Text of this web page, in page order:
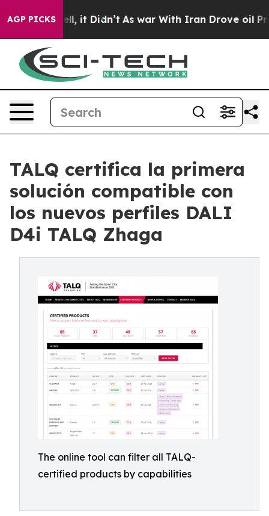
AGP PICKS
Well, it Didn’t As war With Iran Drove oil Prices
TALQ certifica la primera
solución compatible con
los nuevos perfiles DALI
D4i TALQ Zhaga
The online tool can filter all TALQ-
certified products by capabilities